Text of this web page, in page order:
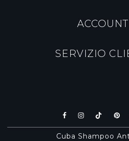
ACCOUNT
SERVIZIO
Cuba Shampoo